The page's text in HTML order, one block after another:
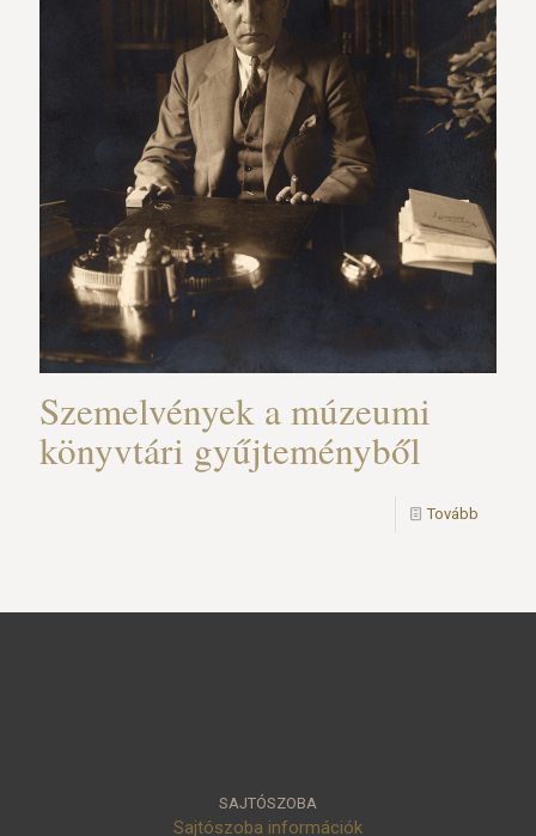
Szemelvények a múzeumi
könyvtári gyűjteményből
Tovább
SAJTÓSZOBA
Sajtószoba információk